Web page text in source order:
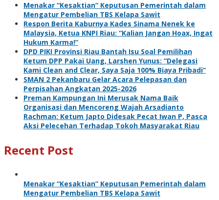
Menakar “Kesaktian” Keputusan Pemerintah dalam
Mengatur Pembelian TBS Kelapa Sawit
Respon Berita Kaburnya Kades Sinama Nenek ke
Malaysia, Ketua KNPI Riau: “Kalian Jangan Hoax, Ingat
Hukum Karma!”
DPD PIKI Provinsi Riau Bantah Isu Soal Pemilihan
Ketum DPP Pakai Uang, Larshen Yunus: “Delegasi
Kami Clean and Clear, Saya Saja 100% Biaya Pribadi”
SMAN 2 Pekanbaru Gelar Acara Pelepasan dan
Perpisahan Angkatan 2025-2026
Preman Kampungan Ini Merusak Nama Baik
Organisasi dan Mencoreng Wajah Arsadianto
Rachman: Ketum Japto Didesak Pecat Iwan P, Pasca
Aksi Pelecehan Terhadap Tokoh Masyarakat Riau
Recent Post
Menakar “Kesaktian” Keputusan Pemerintah dalam
Mengatur Pembelian TBS Kelapa Sawit